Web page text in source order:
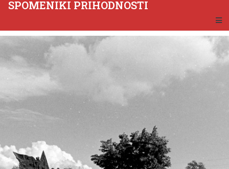
SPOMENIKI PRIHODNOSTI